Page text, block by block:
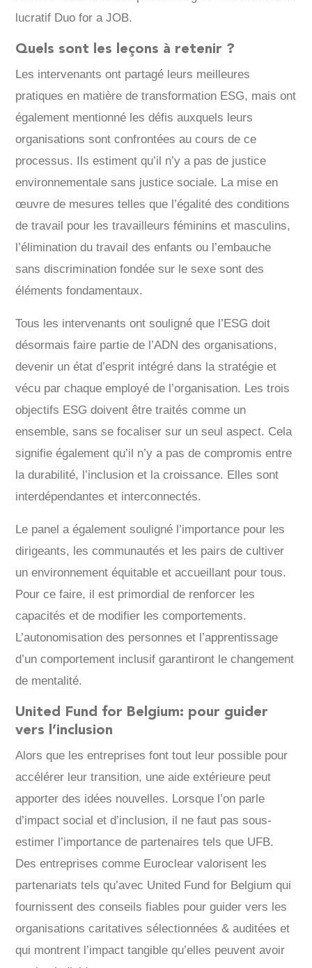
lucratif Duo for a JOB.
Quels sont les leçons à retenir ?
Les intervenants ont partagé leurs meilleures
pratiques en matière de transformation ESG, mais ont
également mentionné les défis auxquels leurs
organisations sont confrontées au cours de ce
processus. Ils estiment qu’il n’y a pas de justice
environnementale sans justice sociale. La mise en
œuvre de mesures telles que l’égalité des conditions
de travail pour les travailleurs féminins et masculins,
l’élimination du travail des enfants ou l’embauche
sans discrimination fondée sur le sexe sont des
éléments fondamentaux.
Tous les intervenants ont souligné que l’ESG doit
désormais faire partie de l’ADN des organisations,
devenir un état d’esprit intégré dans la stratégie et
vécu par chaque employé de l’organisation. Les trois
objectifs ESG doivent être traités comme un
ensemble, sans se focaliser sur un seul aspect. Cela
signifie également qu’il n’y a pas de compromis entre
la durabilité, l’inclusion et la croissance. Elles sont
interdépendantes et interconnectés.
Le panel a également souligné l’importance pour les
dirigeants, les communautés et les pairs de cultiver
un environnement équitable et accueillant pour tous.
Pour ce faire, il est primordial de renforcer les
capacités et de modifier les comportements.
L’autonomisation des personnes et l’apprentissage
d’un comportement inclusif garantiront le changement
de mentalité.
United Fund for Belgium: pour guider
vers l’inclusion
Alors que les entreprises font tout leur possible pour
accélérer leur transition, une aide extérieure peut
apporter des idées nouvelles. Lorsque l’on parle
d’impact social et d’inclusion, il ne faut pas sous-
estimer l’importance de partenaires tels que UFB.
Des entreprises comme Euroclear valorisent les
partenariats tels qu’avec United Fund for Belgium qui
fournissent des conseils fiables pour guider vers les
organisations caritatives sélectionnées & auditées et
qui montrent l’impact tangible qu’elles peuvent avoir